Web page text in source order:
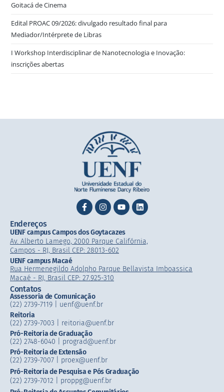
Goitacá de Cinema
Edital PROAC 09/2026: divulgado resultado final para
Mediador/Intérprete de Libras
I Workshop Interdisciplinar de Nanotecnologia e Inovação:
inscrições abertas
Endereços
UENF campus Campos dos Goytacazes
Av. Alberto Lamego, 2000 Parque Califórnia,
Campos - RJ, Brasil CEP: 28013-602
UENF campus Macaé
Rua Hermenegildo Adolpho Parque Bellavista Imboassica
Macaé - RJ, Brasil CEP: 27.925-310
Contatos
Assessoria de Comunicação
(22) 2739-7119 | uenf@uenf.br
Reitoria
(22) 2739-7003 |​ reitoria@uenf.br
Pró-Reitoria de Graduação
(22) 2748-6040 | prograd@uenf.br
Pró-Reitoria de Extensão
(22) 2739-7007​ | proex@uenf.br
Pró-Reitoria de Pesquisa e Pós Graduação
(22) 2739-7012 | proppg@uenf.br